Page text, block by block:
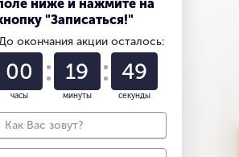
ниже и нажмите на
"Записаться!"
окончания акции осталось:
00
часы
19
минуты
47
секунды